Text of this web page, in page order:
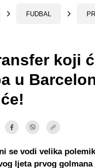
FUDBAL
koji
u
se vodi velika
ljeta prvog golmana